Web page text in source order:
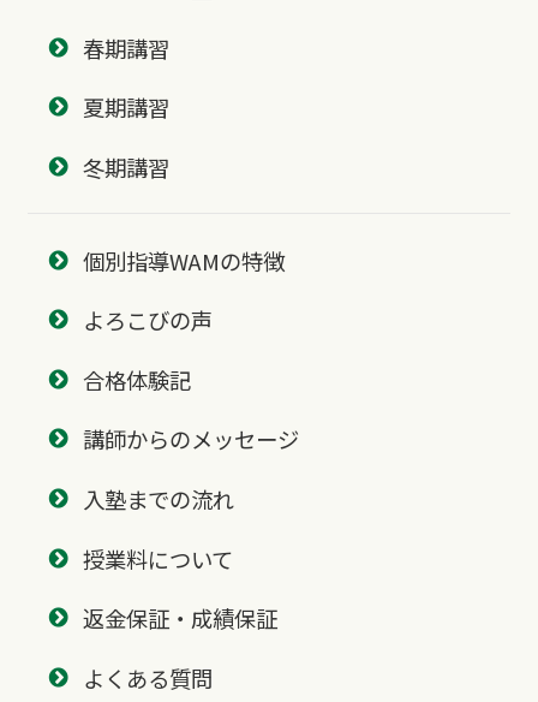
春期講習
夏期講習
冬期講習
個別指導WAMの特徴
よろこびの声
合格体験記
講師からのメッセージ
入塾までの流れ
授業料について
返金保証・成績保証
よくある質問